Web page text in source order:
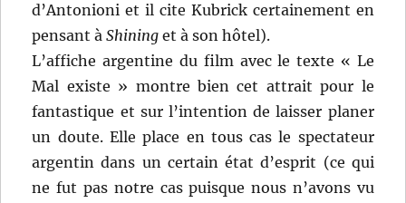
d’Antonioni et il cite Kubrick certainement en
pensant àShininget à son hôtel).
L’affiche argentine du film avec le texte « Le
Mal existe » montre bien cet attrait pour le
fantastique et sur l’intention de laisser planer
un doute. Elle place en tous cas le spectateur
argentin dans un certain état d’esprit (ce qui
ne fut pas notre cas puisque nous n’avons vu